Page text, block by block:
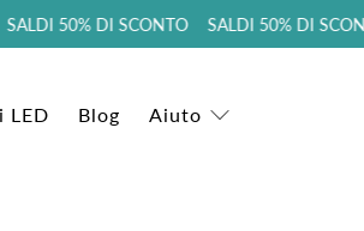
50% DI SCONTO SALDI 50% DI
LED Blog Aiuto